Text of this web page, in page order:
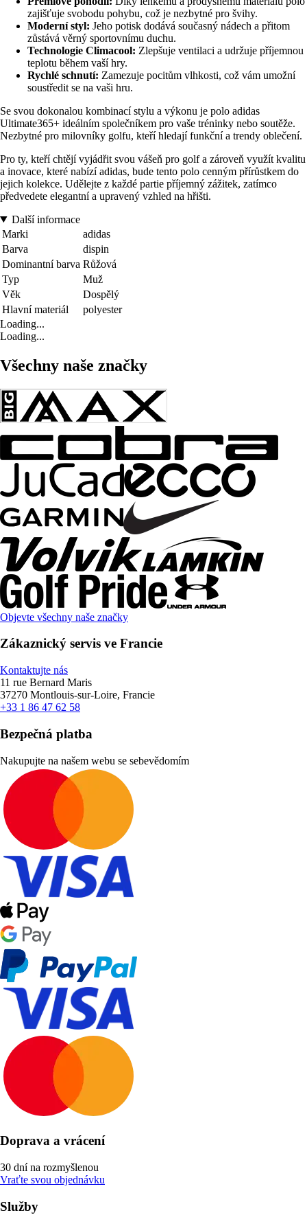
zajišťuje svobodu pohybu, což je nezbytné pro švihy.
Moderní styl: Jeho potisk dodává současný nádech a přitom
zůstává věrný sportovnímu duchu.
Technologie Climacool: Zlepšuje ventilaci a udržuje příjemnou
teplotu během vaší hry.
Rychlé schnutí: Zamezuje pocitům vlhkosti, což vám umožní
soustředit se na vaši hru.
Se svou dokonalou kombinací stylu a výkonu je polo adidas
Ultimate365+ ideálním společníkem pro vaše tréninky nebo soutěže.
Nezbytné pro milovníky golfu, kteří hledají funkční a trendy oblečení.
Pro ty, kteří chtějí vyjádřit svou vášeň pro golf a zároveň využít kvalitu
a inovace, které nabízí adidas, bude tento polo cenným přírůstkem do
jejich kolekce. Udělejte z každé partie příjemný zážitek, zatímco
předvedete elegantní a upravený vzhled na hřišti.
Další informace
Marki
adidas
Barva
dispin
Dominantní barva Růžová
Typ
Muž
Věk
Dospělý
Hlavní materiál
polyester
Loading...
Loading...
Všechny naše značky
Objevte všechny naše značky
Zákaznický servis ve Francie
Kontaktujte nás
11 rue Bernard Maris
37270 Montlouis-sur-Loire, Francie
+33 1 86 47 62 58
Bezpečná platba
Nakupujte na našem webu se sebevědomím
Doprava a vrácení
30 dní na rozmyšlenou
Vraťte svou objednávku
Služby